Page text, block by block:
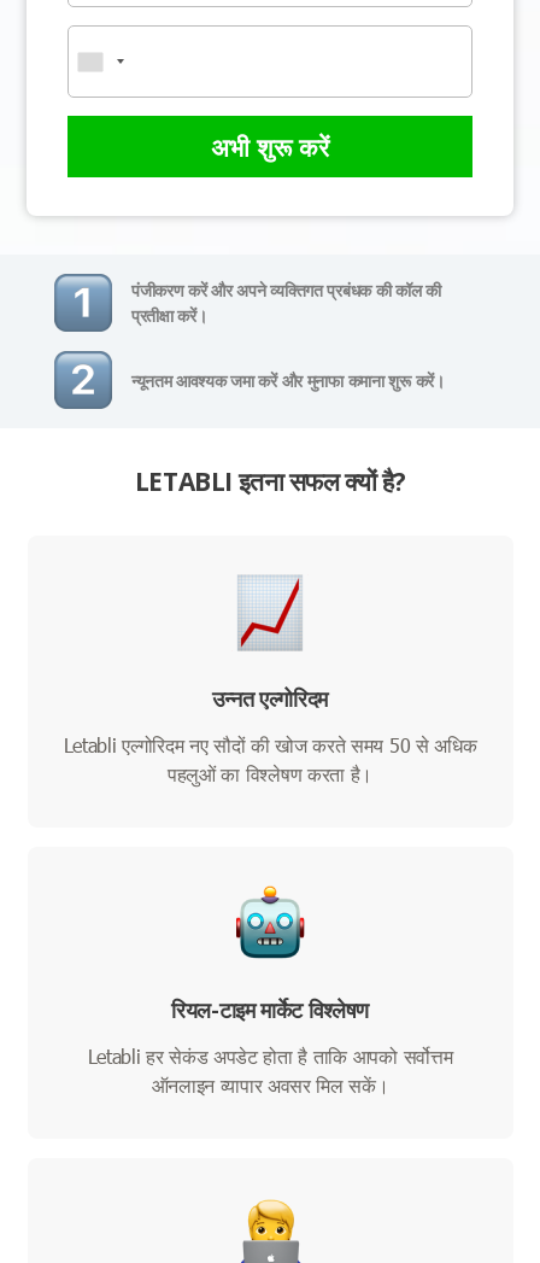
अभी शुरू करें
पंजीकरण करें और अपने व्यक्तिगत प्रबंधक की कॉल की
प्रतीक्षा करें।
न्यूनतम आवश्यक जमा करें और मुनाफा कमाना शुरू करें।
LETABLI इतना सफल क्यों है?
उन्नत एल्गोरिदम
Letabli एल्गोरिदम नए सौदों की खोज करते समय 50 से अधिक
पहलुओं का विश्लेषण करता है।
रियल-टाइम मार्केट विश्लेषण
Letabli हर सेकंड अपडेट होता है ताकि आपको सर्वोत्तम
ऑनलाइन व्यापार अवसर मिल सकें।